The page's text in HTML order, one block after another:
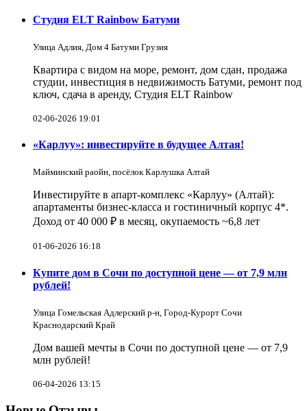
Студия ELT Rainbow Батуми
Улица Адлия, Дом 4 Батуми Грузия
Квартира с видом на море, ремонт, дом сдан, продажа
студии, инвестиция в недвижимость Батуми, ремонт под
ключ, сдача в аренду, Студия ELT Rainbow
02-06-2026 19:01
«Карлуу»: инвестируйте в будущее Алтая!
Майминский раойн, посёлок Карлушка Алтай
Инвестируйте в апарт-комплекс «Карлуу» (Алтай):
апартаменты бизнес-класса и гостиничный корпус 4*.
Доход от 40 000 ₽ в месяц, окупаемость ~6,8 лет
01-06-2026 16:18
Купите дом в Сочи по доступной цене — от 7,9 млн
рублей!
Улица Гомельская Адлерский р-н, Город-Курорт Сочи
Краснодарский Край
Дом вашей мечты в Сочи по доступной цене — от 7,9
млн рублей!
06-04-2026 13:15